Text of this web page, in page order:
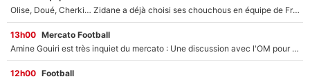
Olise, Doué, Cherki… Zidane a déjà choisi ses chouchous en équipe de France ? L’IA annonce des surprises sans Kylian Mbappé !
13h00 Mercato Football
Amine Gouiri est très inquiet du mercato : Une discussion avec l'OM pour acter son transfert !
12h00 Football